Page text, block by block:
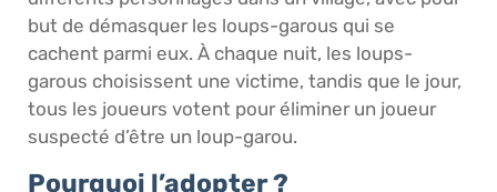
but de démasquer les loups-garous qui se
cachent parmi eux. À chaque nuit, les loups-
garous choisissent une victime, tandis que le jour,
tous les joueurs votent pour éliminer un joueur
suspecté d’être un loup-garou.
Pourquoi l’adopter ?